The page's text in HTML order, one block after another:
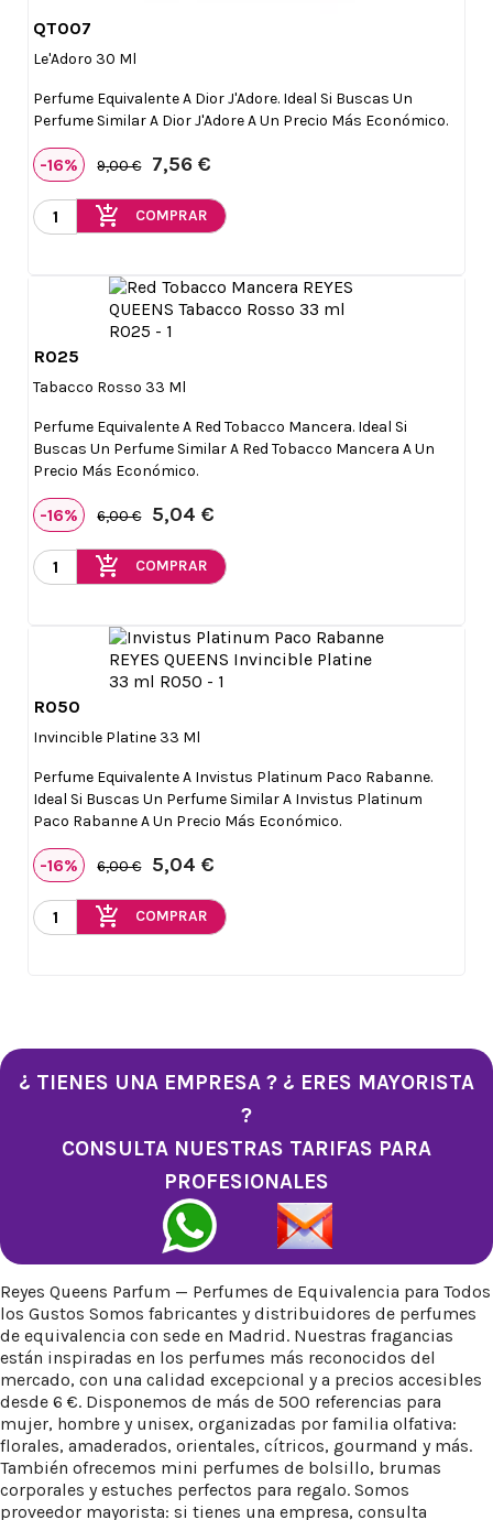
QT007
Le'Adoro 30 Ml
Perfume Equivalente A Dior J'Adore. Ideal Si Buscas Un
Perfume Similar A Dior J'Adore A Un Precio Más Económico.
-16% 9,00 € 7,56 €
add_shopping_cart COMPRAR
R025
Tabacco Rosso 33 Ml
Perfume Equivalente A Red Tobacco Mancera. Ideal Si
Buscas Un Perfume Similar A Red Tobacco Mancera A Un
Precio Más Económico.
-16% 6,00 € 5,04 €
add_shopping_cart COMPRAR
R050
Invincible Platine 33 Ml
Perfume Equivalente A Invistus Platinum Paco Rabanne.
Ideal Si Buscas Un Perfume Similar A Invistus Platinum
Paco Rabanne A Un Precio Más Económico.
-16% 6,00 € 5,04 €
add_shopping_cart COMPRAR
¿ TIENES UNA EMPRESA ? ¿ ERES MAYORISTA
?
CONSULTA NUESTRAS TARIFAS PARA
PROFESIONALES
Reyes Queens Parfum — Perfumes de Equivalencia para Todos
los Gustos Somos fabricantes y distribuidores de perfumes
de equivalencia con sede en Madrid. Nuestras fragancias
están inspiradas en los perfumes más reconocidos del
mercado, con una calidad excepcional y a precios accesibles
desde 6 €. Disponemos de más de 500 referencias para
mujer, hombre y unisex, organizadas por familia olfativa:
florales, amaderados, orientales, cítricos, gourmand y más.
También ofrecemos mini perfumes de bolsillo, brumas
corporales y estuches perfectos para regalo. Somos
proveedor mayorista: si tienes una empresa, consulta